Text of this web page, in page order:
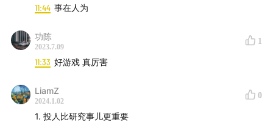
11:44 事在人为
功陈
2023.7.09
1
11:33 好游戏 真厉害
LiamZ
2024.1.02
0
1. 投人比研究事儿更重要